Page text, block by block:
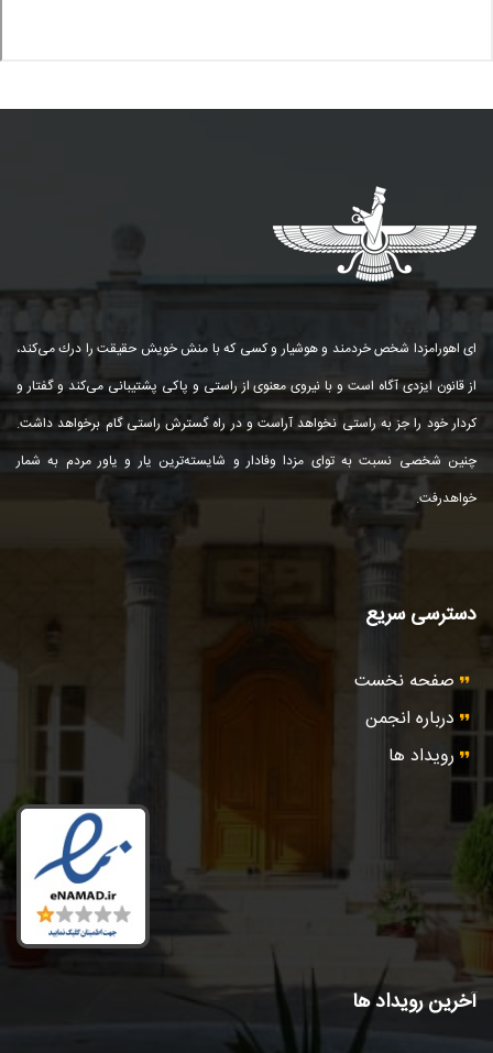
ای اهورامزدا شخص خردمند و هوشیار و كسی كه با منش خویش حقیقت را درك می‌كند،
از قانون ایزدی آگاه است و با نیروی معنوی از راستی و پاكی پشتیبانی می‌كند و گفتار و
كردار خود را جز به راستی نخواهد آراست و در راه گسترش راستی گام برخواهد داشت.
چنین شخصی نسبت به توای مزدا وفادار و شایسته‌ترین یار و یاور مردم به شمار
خواهد‌رفت.
دسترسی سریع
صفحه نخست
درباره انجمن
رویداد ها
آخرین رویداد ها